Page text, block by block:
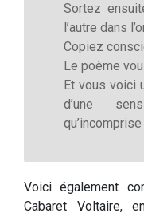
Sortez
l’autre dans
Copiez
Le poème
Et vous voici
d’une
Voici également
Cabaret Voltaire,